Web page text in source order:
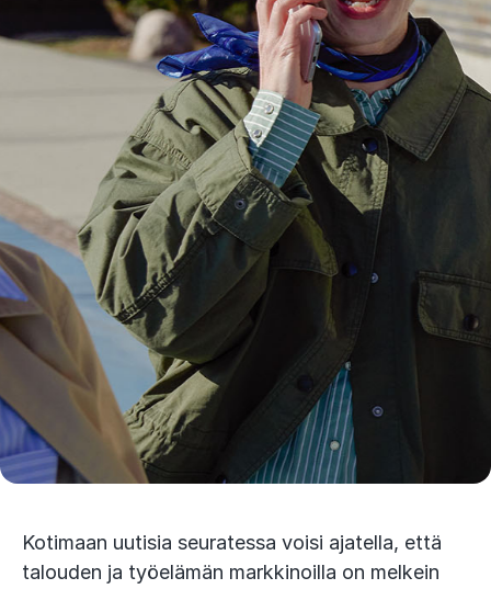
Kotimaan uutisia seuratessa voisi ajatella, että
talouden ja työelämän markkinoilla on melkein